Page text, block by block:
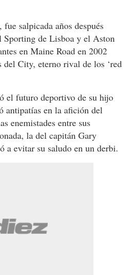
salpicada años después
Sporting de Lisboa y el Aston
en Maine Road en 2002
del City, eterno rival de los ‘red
el futuro deportivo de su hijo
antipatías en la afición del
enemistades entre sus
la del capitán Gary
a evitar su saludo en un derbi.